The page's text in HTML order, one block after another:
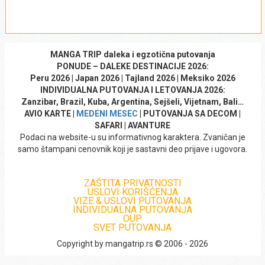
5.Svi programi prilagođeni su aktuelnim uslovima
biste tokom puta bili sigurni i bezbrižni!
putem elektronske pošte)
– Platnim karticama u prostorijama agencije (Master,
Visa, Maestro i Dina)
– Kreditnim karticama banke Intesa moguće je plaćati
do 6 jednakih mesečnih rata, bez kamate (Master, Visa,
Maestro): važi za poslovnicu u Beogradu
– Online platnim karticama (Master, Visa, Maestro):
putem elektronske pošte (sigurni link WSPay)
– Deponovanim čekovima gradjana do 6 mesečnih rata
(poslednja rata do max. 2 meseca nakon završetka
30€
NAPOMENE:
Sve navedene informacije su trenutne i podložne
E-mail adresa*
Broj putnika i uzrast*
Komentar*
MANGA TRIP daleka i egzotična putovanja
PONUDE – DALEKE DESTINACIJE 2026:
Peru 2026 | Japan 2026 | Tajland 2026 | Meksiko 2026
INDIVIDUALNA PUTOVANJA I LETOVANJA 2026:
Zanzibar, Brazil, Kuba, Argentina, Sejšeli, Vijetnam, Bali…
AVIO KARTE |
MEDENI MESEC | PUTOVANJA SA DECOM |
SAFARI | AVANTURE
Podaci na website-u su informativnog karaktera. Zvaničan je
samo štampani cenovnik koji je sastavni deo prijave i ugovora.
ZAŠTITA PRIVATNOSTI
USLOVI KORIŠĆENJA
VIZE & USLOVI PUTOVANJA
INDIVIDUALNA PUTOVANJA
OUP
SVET PUTOVANJA
Copyright by mangatrip.rs © 2006 - 2026